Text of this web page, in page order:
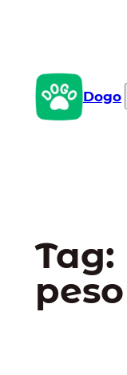
conteúdo Dogo
Tag:
peso